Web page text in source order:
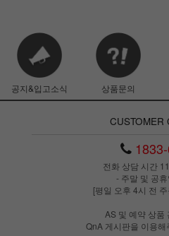
공지&입고소식 상품문의
CUSTOMER
전화 상담 시간
- 주말 및 공
[평일 오후 4시 전
AS 및 예약 상품
QnA 게시판을 이용해